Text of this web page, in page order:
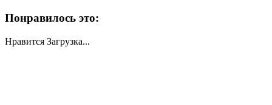
Понравилось это:
Нравится Загрузка...